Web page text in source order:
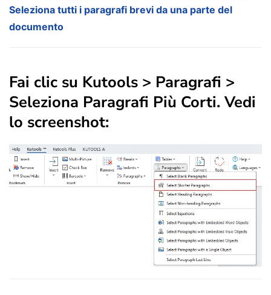
Seleziona tutti i paragrafi brevi da una parte del
documento
Fai clic su Kutools > Paragrafi >
Seleziona Paragrafi Più Corti. Vedi
lo screenshot: